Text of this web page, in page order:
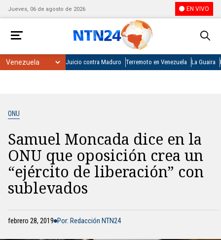
Jueves, 06 de agosto de 2026 EN VIVO
Juicio contra Maduro Terremoto en Venezuela La Guaira
ONU
Samuel Moncada dice en la
ONU que oposición crea un
“ejército de liberación” con
sublevados
febrero 28, 2019 Por: Redacción NTN24